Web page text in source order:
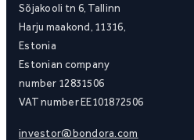
Sõjakooli tn 6, Tallinn
Harju maakond, 11316,
Estonia
Estonian company
number 12831506
VAT number EE101872506
investor@bondora.com